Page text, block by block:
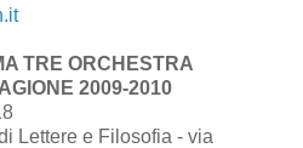
TRE ORCHESTRA
2009-2010
Lettere e Filosofia - via